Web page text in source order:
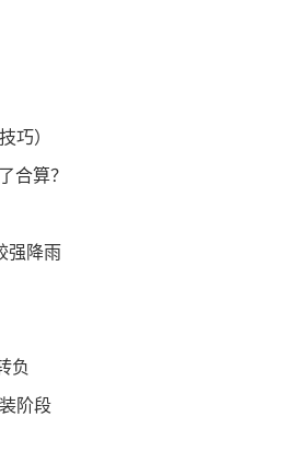
巧）
合算？
强降雨
负
阶段